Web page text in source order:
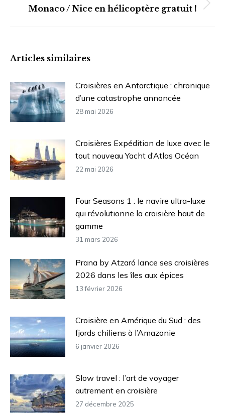
Article
Monaco / Nice en hélicoptère gratuit !
Articles similaires
Croisières en Antarctique : chronique
d’une catastrophe annoncée
28 mai 2026
Croisières Expédition de luxe avec le
tout nouveau Yacht d’Atlas Océan
22 mai 2026
Four Seasons 1 : le navire ultra-luxe
qui révolutionne la croisière haut de
gamme
31 mars 2026
Prana by Atzaró lance ses croisières
2026 dans les îles aux épices
13 février 2026
Croisière en Amérique du Sud : des
fjords chiliens à l’Amazonie
6 janvier 2026
Slow travel : l’art de voyager
autrement en croisière
27 décembre 2025